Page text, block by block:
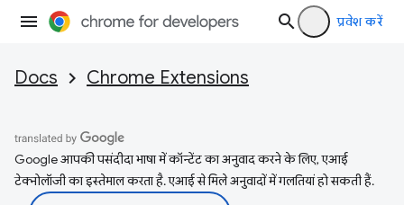
प्रवेश करें
Docs Chrome Extensions
Google आपकी पसंदीदा भाषा में कॉन्टेंट का अनुवाद करने के लिए, एआई
टेक्नोलॉजी का इस्तेमाल करता है. एआई से मिले अनुवादों में गलतियां हो सकती हैं.